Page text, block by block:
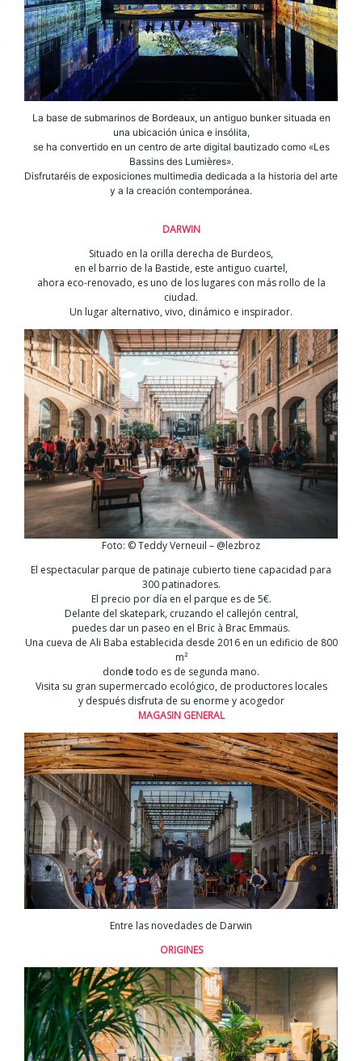
La base de submarinos de Bordeaux, un antiguo bunker situada en
una ubicación única e insólita,
se ha convertido en un centro de arte digital bautizado como «Les
Bassins des Lumières».
Disfrutaréis de exposiciones multimedia dedicada a la historia del arte
y a la creación contemporánea.
DARWIN
Situado en la orilla derecha de Burdeos,
en el barrio de la Bastide, este antiguo cuartel,
ahora eco-renovado, es uno de los lugares con más rollo de la
ciudad.
Un lugar alternativo, vivo, dinámico e inspirador.
Foto: © Teddy Verneuil – @lezbroz
El espectacular parque de patinaje cubierto tiene capacidad para
300 patinadores.
El precio por día en el parque es de 5€.
Delante del skatepark, cruzando el callejón central,
puedes dar un paseo en el Bric à Brac Emmaüs.
Una cueva de Ali Baba establecida desde 2016 en un edificio de 800
m²
dondetodo es de segunda mano.
Visita su gran supermercado ecológico, de productores locales
y después disfruta de su enorme y acogedor
MAGASIN GENERAL
Entre las novedades de Darwin
ORIGINES